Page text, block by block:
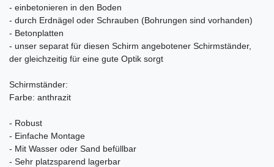
- einbetonieren in den Boden
- durch Erdnägel oder Schrauben (Bohrungen sind vorhanden)
- Betonplatten
- unser separat für diesen Schirm angebotener Schirmständer,
der gleichzeitig für eine gute Optik sorgt
Schirmständer:
Farbe: anthrazit
- Robust
- Einfache Montage
- Mit Wasser oder Sand befüllbar
- Sehr platzsparend lagerbar